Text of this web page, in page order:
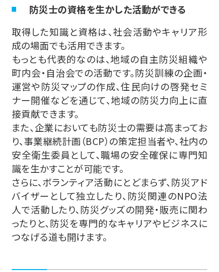
防災士の資格を生かした活動ができる
取得した知識と資格は、社会活動やキャリア形
成の場面でも活用できます。
もっとも代表的なのは、地域の自主防災組織や
町内会・自治会での活動です。防災訓練の企画・
運営や防災マップの作成、住民向けの啓発セミ
ナー開催などを通じて、地域の防災力向上に直
接貢献できます。
また、企業においても防災士の需要は高まってお
り、事業継続計画（BCP）の策定担当者や、社内の
安全衛生委員として、職場の安全確保に専門知
識を生かすことが可能です。
さらに、ボランティア活動にとどまらず、防災アド
バイザーとして独立したり、防災関連のNPO法
人で活動したり、防災グッズの開発・販売に関わ
ったりと、防災を専門的なキャリアやビジネスに
つなげる道も開けます。